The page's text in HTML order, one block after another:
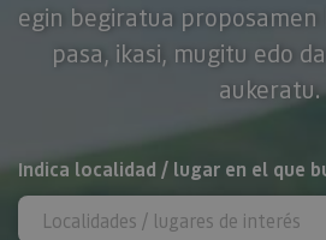
egin begiratua proposamen
pasa, ikasi, mugitu edo
aukeratu.
BILATU
Indica localidad / lugar en el que